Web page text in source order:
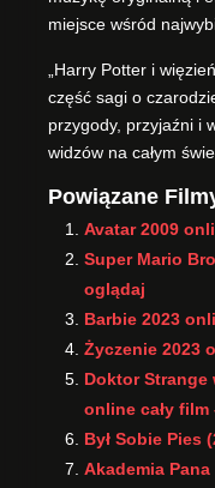
miejsce wśród
„Harry Potter i
część sagi o
przygody, przyjaźni i
widzów na całym
Powiązane
Avatar 2009
Super Mario
oglądaj
Barbie 2023
Życzenie 2023
Doktor Strange
online cały film
Był Sobie Pies
Akademia